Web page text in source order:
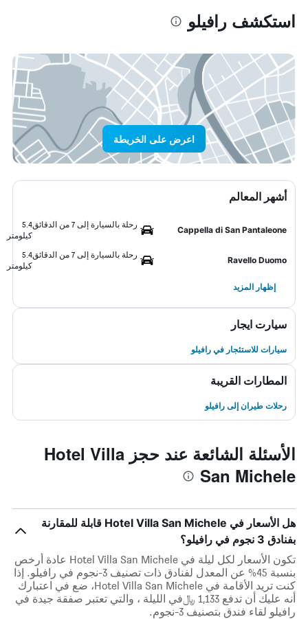
استكشف رافيلو
اعرض على الخريطة
أشهر المعالم
Cappella di San Pantaleone
رحلة بالسيارة إلى 7 من الدقائق
5.4
كيلومتر
Ravello Duomo
رحلة بالسيارة إلى 7 من الدقائق
5.4
كيلومتر
إظهار المزيد
سيارت ايجار
سيارات للاستئجار في رافيلو
المطارات القريبة
رحلات طيران إلى رافيلو
الأسئلة الشائعة عند حجز Hotel Villa
San Michele
هل الأسعار في Hotel Villa San Michele قابلة للمقارنة
بفنادق 3 نجوم في رافيلو؟
تكون الأسعار لكل ليلة في Hotel Villa San Michele عادة أرخص
بنسبة 45% عن المعدل لفنادق ذات تصنيف 3-نجوم في رافيلو. إذا
كنت تريد الأقامة في Hotel Villa San Michele، ضع في اعتبارك
أنه عليك أن تدفع 1,133 ﷼في الليلة ، والتي تعتبر صفقة جيدة في
رافيلو لقاء فندق بتصنيف 3-نجوم.